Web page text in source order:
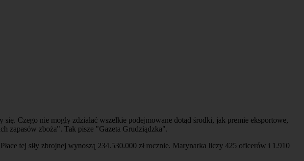
Czego nie mogły zdziałać wszelkie podejmowane dotąd środki, jak premie eksportowe,
zapasów zboża". Tak pisze "Gazeta Grudziądzka".
tej siły zbrojnej wynoszą 234.530.000 zł rocznie. Marynarka liczy 425 oficerów i 1.910